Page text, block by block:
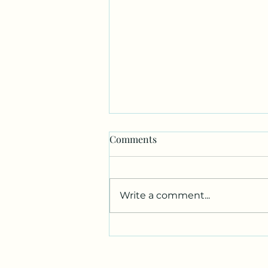
McElcheran at MST Bronze
Lorem ipsum dolor sit amet,
incididunt ut labore et dolore
magna aliqua. Ut enim ad...
Comments
Write a comment...